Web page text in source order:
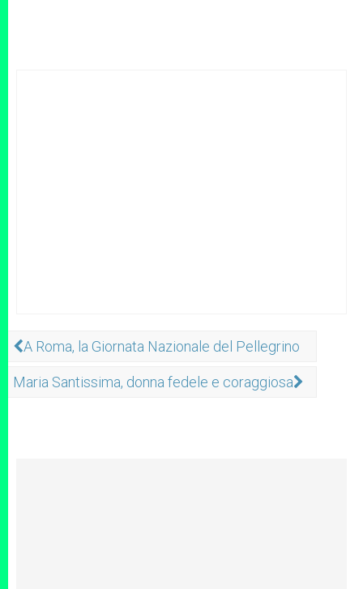
A Roma, la Giornata Nazionale del Pellegrino
Maria Santissima, donna fedele e coraggiosa